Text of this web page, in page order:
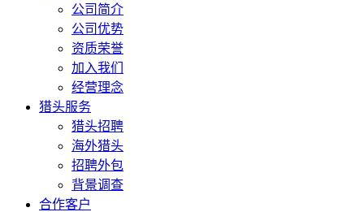
公司简介
公司优势
资质荣誉
加入我们
经营理念
猎头服务
猎头招聘
海外猎头
招聘外包
背景调查
合作客户